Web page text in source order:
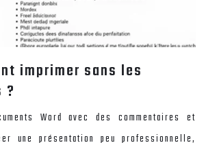
imprimer sans les
?
Word avec des commentaires et
une présentation peu professionnelle,